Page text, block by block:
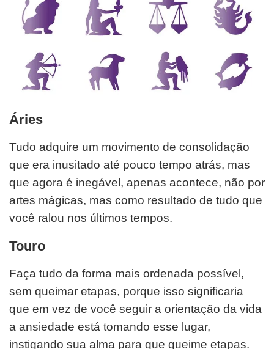
Áries
Tudo adquire um movimento de consolidação
que era inusitado até pouco tempo atrás, mas
que agora é inegável, apenas acontece, não por
artes mágicas, mas como resultado de tudo que
você ralou nos últimos tempos.
Touro
Faça tudo da forma mais ordenada possível,
sem queimar etapas, porque isso significaria
que em vez de você seguir a orientação da vida
a ansiedade está tomando esse lugar,
instigando sua alma para que queime etapas.